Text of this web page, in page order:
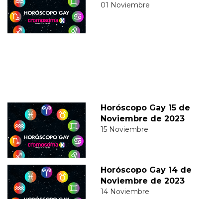
01 Noviembre
Horóscopo Gay 15 de
Noviembre de 2023
15 Noviembre
Horóscopo Gay 14 de
Noviembre de 2023
14 Noviembre